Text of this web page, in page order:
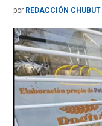
por REDACCIÓN CHUBUT